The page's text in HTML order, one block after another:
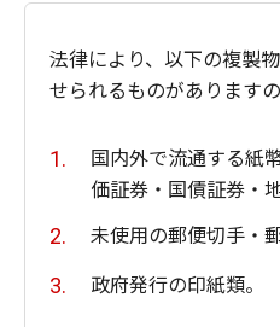
法律により、以下の複製
せられるものがあります
国内外で流通する紙
価証券・国債証券・
未使用の郵便切手・
政府発行の印紙類。